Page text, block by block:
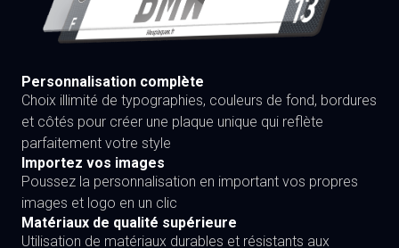
Personnalisation complète
Choix illimité de typographies, couleurs de fond, bordures
et côtés pour créer une plaque unique qui reflète
parfaitement votre style
Importez vos images
Poussez la personnalisation en important vos propres
images et logo en un clic
Matériaux de qualité supérieure
Utilisation de matériaux durables et résistants aux